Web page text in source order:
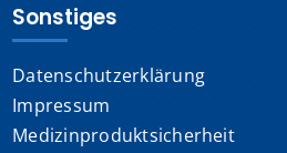
Sonstiges
Datenschutzerklärung
Impressum
Medizinproduktsicherheit